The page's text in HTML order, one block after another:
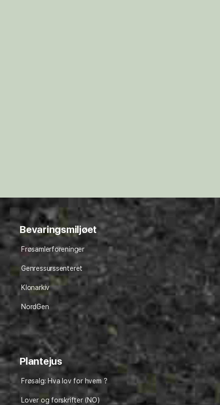
Bevaringsmiljøet
Frøsamlerforeninger
Genressurssenteret
Klonarkiv
NordGen
Plantejus
Frøsalg: Hva lov for hvem ?
Lover og forskrifter (NO)